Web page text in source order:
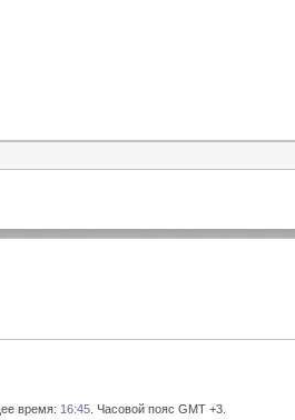
время: 16:45 . Часовой пояс GMT +3.